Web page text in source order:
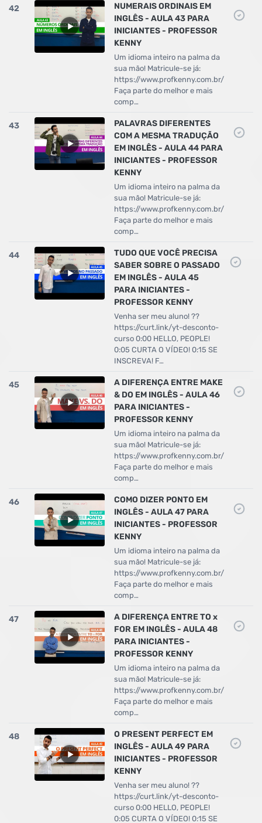
42
NUMERAIS ORDINAIS EM
INGLÊS - AULA 43 PARA
INICIANTES - PROFESSOR
KENNY
Um idioma inteiro na palma da
sua mão! Matricule-se já:
https://www.profkenny.com.br/
Faça parte do melhor e mais
comp…
43
PALAVRAS DIFERENTES
COM A MESMA TRADUÇÃO
EM INGLÊS - AULA 44 PARA
INICIANTES - PROFESSOR
KENNY
Um idioma inteiro na palma da
sua mão! Matricule-se já:
https://www.profkenny.com.br/
Faça parte do melhor e mais
comp…
44
TUDO QUE VOCÊ PRECISA
SABER SOBRE O PASSADO
EM INGLÊS - AULA 45
PARA INICIANTES -
PROFESSOR KENNY
Venha ser meu aluno! ??
https://curt.link/yt-desconto-
curso 0:00 HELLO, PEOPLE!
0:05 CURTA O VÍDEO! 0:15 SE
INSCREVA! F…
45
A DIFERENÇA ENTRE MAKE
& DO EM INGLÊS - AULA 46
PARA INICIANTES -
PROFESSOR KENNY
Um idioma inteiro na palma da
sua mão! Matricule-se já:
https://www.profkenny.com.br/
Faça parte do melhor e mais
comp…
46
COMO DIZER PONTO EM
INGLÊS - AULA 47 PARA
INICIANTES - PROFESSOR
KENNY
Um idioma inteiro na palma da
sua mão! Matricule-se já:
https://www.profkenny.com.br/
Faça parte do melhor e mais
comp…
47
A DIFERENÇA ENTRE TO x
FOR EM INGLÊS - AULA 48
PARA INICIANTES -
PROFESSOR KENNY
Um idioma inteiro na palma da
sua mão! Matricule-se já:
https://www.profkenny.com.br/
Faça parte do melhor e mais
comp…
48
O PRESENT PERFECT EM
INGLÊS - AULA 49 PARA
INICIANTES - PROFESSOR
KENNY
Venha ser meu aluno! ??
https://curt.link/yt-desconto-
curso 0:00 HELLO, PEOPLE!
0:05 CURTA O VÍDEO! 0:15 SE